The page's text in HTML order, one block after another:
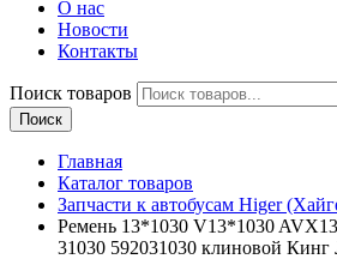
О нас
Новости
Контакты
Поиск товаров
Поиск
Главная
Каталог товаров
Запчасти к автобусам Higer
Ремень 13*1030 V13*1030
31030 592031030 клиновой